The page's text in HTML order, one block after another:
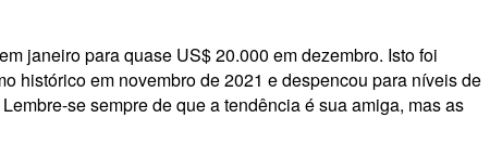
janeiro para quase US$ 20.000 em dezembro. Isto foi
histórico em novembro de 2021 e despencou para níveis de
se sempre de que a tendência é sua amiga, mas as